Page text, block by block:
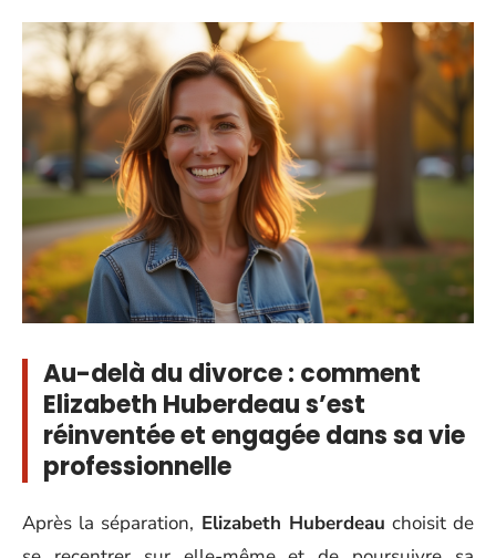
Au-delà du divorce : comment
Elizabeth Huberdeau s’est
réinventée et engagée dans sa vie
professionnelle
Après la séparation, Elizabeth Huberdeau choisit de